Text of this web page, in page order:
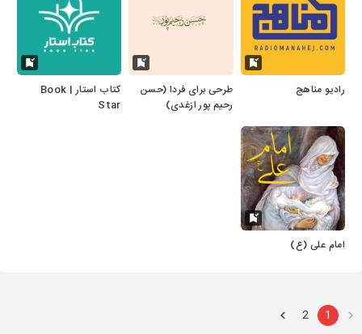
رادیو مناهج
طرحی برای فردا (حسن
رحیم پور ازغدی)
کتاب استار | Book
Star
امام علی (ع)
1
2